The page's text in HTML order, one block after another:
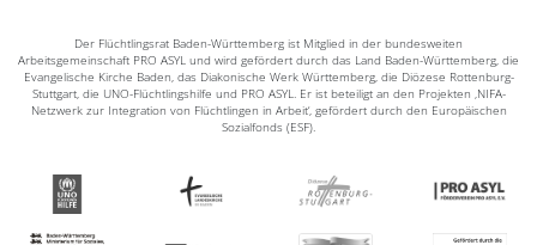
Der Flüchtlingsrat Baden-Württemberg ist Mitglied in der bundesweiten
Arbeitsgemeinschaft PRO ASYL und wird gefördert durch das Land Baden-Württemberg, die
Evangelische Kirche Baden, das Diakonische Werk Württemberg, die Diözese Rottenburg-
Stuttgart, die UNO-Flüchtlingshilfe und PRO ASYL. Er ist beteiligt an den Projekten ‚NIFA-
Netzwerk zur Integration von Flüchtlingen in Arbeit‘, gefördert durch den Europäischen
Sozialfonds (ESF).